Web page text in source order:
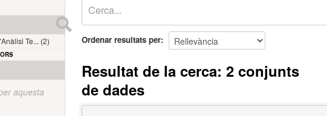
Ordenar resultats per
Resultat de la cerca: 2 conjunts
de dades
Te... (2)
aquesta